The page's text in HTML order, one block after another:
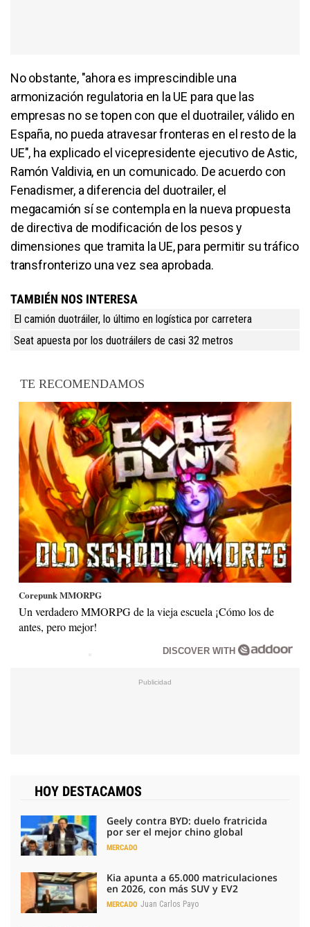
No obstante, "ahora es imprescindible una
armonización regulatoria en la UE para que las
empresas no se topen con que el duotrailer, válido en
España, no pueda atravesar fronteras en el resto de la
UE", ha explicado el vicepresidente ejecutivo de Astic,
Ramón Valdivia, en un comunicado. De acuerdo con
Fenadismer, a diferencia del duotrailer, el
megacamión sí se contempla en la nueva propuesta
de directiva de modificación de los pesos y
dimensiones que tramita la UE, para permitir su tráfico
transfronterizo una vez sea aprobada.
TAMBIÉN NOS INTERESA
El camión duotráiler, lo último en logística por carretera
Seat apuesta por los duotráilers de casi 32 metros
TE RECOMENDAMOS
Corepunk MMORPG
Un verdadero MMORPG de la vieja escuela ¡Cómo los de
antes, pero mejor!
DISCOVER WITH
HOY DESTACAMOS
Geely contra BYD: duelo fratricida
por ser el mejor chino global
MERCADO
Kia apunta a 65.000 matriculaciones
en 2026, con más SUV y EV2
MERCADO Juan Carlos Payo